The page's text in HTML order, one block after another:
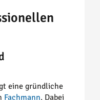
eine gründliche
Fachmann. Dabei